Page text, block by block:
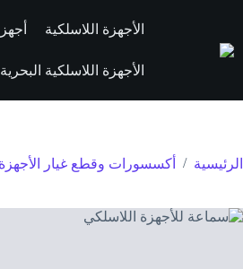
الأجهزة اللاسلكية
الأجهزة اللاسلكية البحرية
الرئيسية / أكسسورات وقطع غيار الأجهزة